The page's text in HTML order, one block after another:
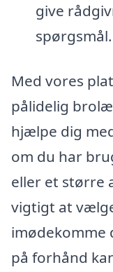
give
spørgsmål.
Med vores
pålidelig
hjælpe dig
om du har
eller et større
vigtigt at
imødekomme
på forhånd